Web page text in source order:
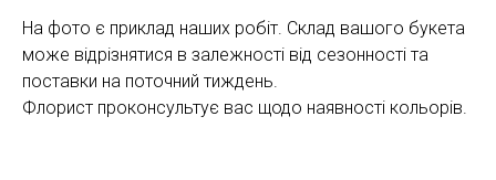
На фото є приклад наших робіт. Склад вашого букета
може відрізнятися в залежності від сезонності та
поставки на поточний тиждень.
Флорист проконсультує вас щодо наявності кольорів.